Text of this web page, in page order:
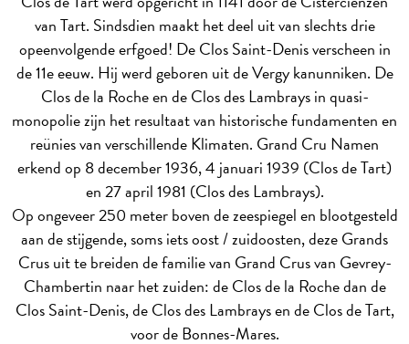
van Tart. Sindsdien maakt het deel uit van slechts drie
opeenvolgende erfgoed! De Clos Saint-Denis verscheen in
de 11e eeuw. Hij werd geboren uit de Vergy kanunniken. De
Clos de la Roche en de Clos des Lambrays in quasi-
monopolie zijn het resultaat van historische fundamenten en
reünies van verschillende Klimaten. Grand Cru Namen
erkend op 8 december 1936, 4 januari 1939 (Clos de Tart)
en 27 april 1981 (Clos des Lambrays).
Op ongeveer 250 meter boven de zeespiegel en blootgesteld
aan de stijgende, soms iets oost / zuidoosten, deze Grands
Crus uit te breiden de familie van Grand Crus van Gevrey-
Chambertin naar het zuiden: de Clos de la Roche dan de
Clos Saint-Denis, de Clos des Lambrays en de Clos de Tart,
voor de Bonnes-Mares.